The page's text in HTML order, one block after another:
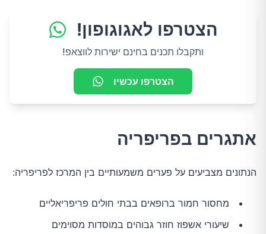
הצטרפו לאגוגופון!
ותקבלו תכנים בחינם ישירות לווצאפ!
הצטרפו עכשיו
אתגרים בפריפריה
הנתונים מצביעים על פערים משמעותיים בין המרכז לפריפריה:
מחסור חמור ברופאים בבתי חולים פריפריאליים
שיעורי אשפוז חוזר גבוהים במוסדות מסוימים